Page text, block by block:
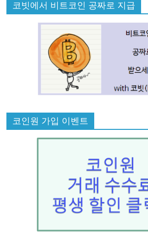
코빗에서 비트코인 공짜로 지급
코인원 가입 이벤트